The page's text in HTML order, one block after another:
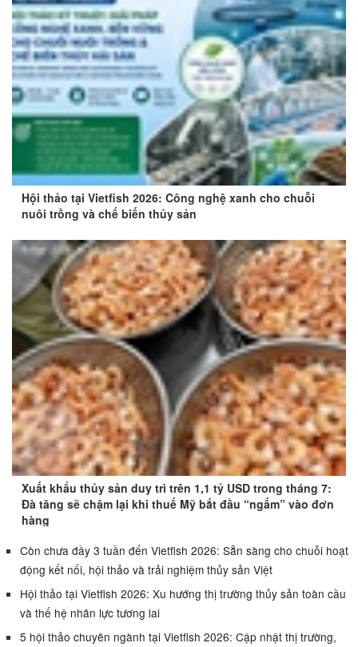
Hội thảo tại Vietfish 2026: Công nghệ xanh cho chuỗi
nuôi trồng và chế biến thủy sản
Xuất khẩu thủy sản duy trì trên 1,1 tỷ USD trong tháng 7:
Đà tăng sẽ chậm lại khi thuế Mỹ bắt đầu “ngấm” vào đơn
hàng
Còn chưa đầy 3 tuần đến Vietfish 2026: Sẵn sàng cho chuỗi hoạt
động kết nối, hội thảo và trải nghiệm thủy sản Việt
Hội thảo tại Vietfish 2026: Xu hướng thị trường thủy sản toàn cầu
và thế hệ nhân lực tương lai
5 hội thảo chuyên ngành tại Vietfish 2026: Cập nhật thị trường,